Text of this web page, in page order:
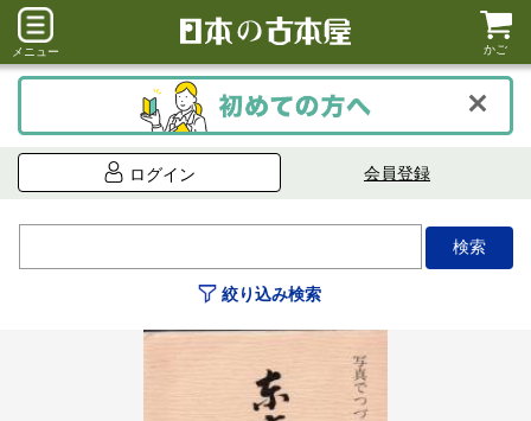
メニュー かご
ログイン 会員登録
絞り込み検索